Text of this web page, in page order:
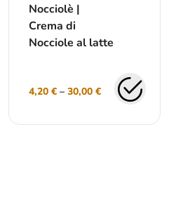
Nocciolè |
Crema di
Nocciole al latte
4,20 €– 30,00 €